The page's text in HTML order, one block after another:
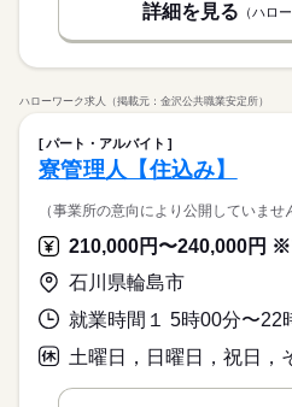
詳細を見る （ハロ
ハローワーク求人（掲載元：金沢公共職業安定所）
パート・アルバイト
寮管理人【住込み】
（事業所の意向により公開していませ
石川県輪島市
就業時間１ 5時00分〜22
土曜日，日曜日，祝日，